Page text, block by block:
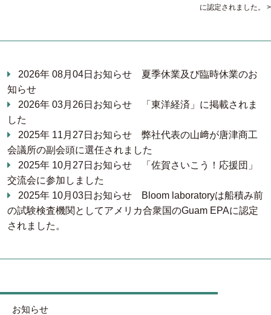
お知らせ
に認定されました。
2026年 08月04日 お知らせ 夏季休業及び臨時休業のお
知らせ
2026年 03月26日 お知らせ
「東洋経済」に掲載されま
した
2025年 11月27日 お知らせ 弊社代表の山﨑が唐津商工
会議所の副会頭に選任されました
2025年 10月27日 お知らせ
「佐賀さいこう！応援団」
交流会に参加しました
2025年 10月03日 お知らせ
Bloom laboratoryは船積み前
の試験検査機関としてアメリカ合衆国のGuam EPAに認定
されました。